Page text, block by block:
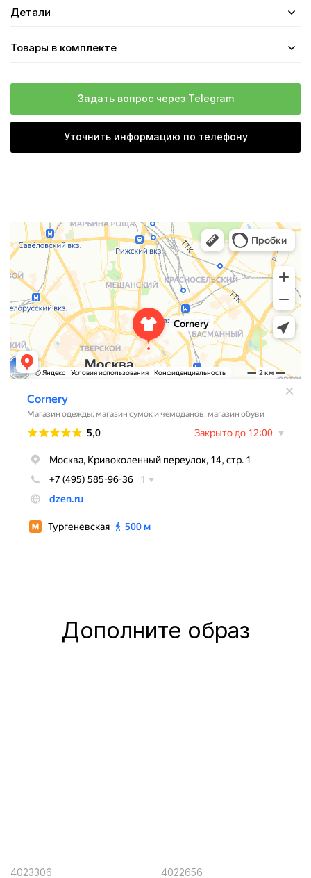
Детали
Товары в комплекте
Задать вопрос через Telegram
Уточнить информацию по телефону
Дополните образ
4023306 4022656